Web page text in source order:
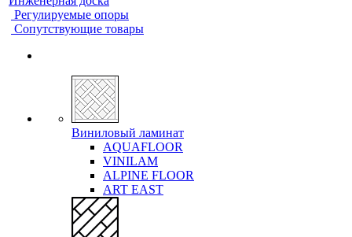
Регулируемые опоры
Сопутствующие товары
Виниловый ламинат
AQUAFLOOR
VINILAM
ALPINE FLOOR
ART EAST